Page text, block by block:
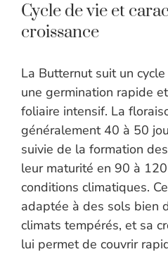
Cycle de vie et
croissance
La Butternut suit un
une germination rapide
foliaire intensif. La
généralement 40 à 50
suivie de la formation
leur maturité en 90 à
conditions climatiques.
adaptée à des sols bien
climats tempérés, et sa
lui permet de couvrir